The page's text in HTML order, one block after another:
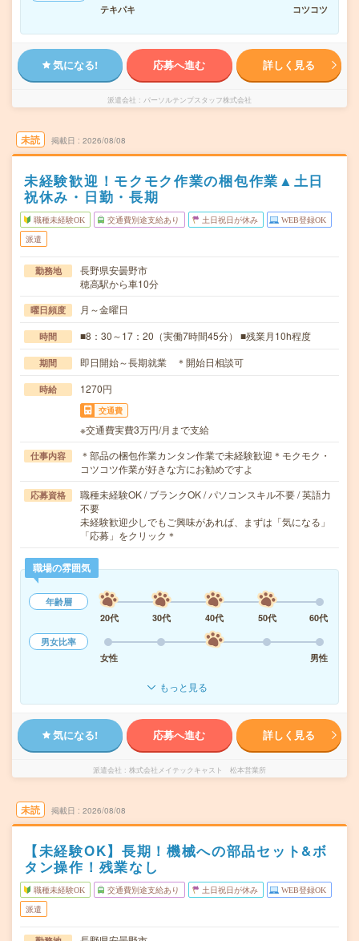
テキパキ
コツコツ
気になる! 応募へ進む 詳しく見る
派遣会社 パーソルテンプスタッフ株式会社
未読 掲載日 2026/08/08
未経験歓迎！モクモク作業の梱包作業▲土日
祝休み・日勤・長期
職種未経験OK 交通費別途支給あり 土日祝日が休み WEB登録OK
派遣
勤務地
長野県安曇野市
穂高駅から車10分
曜日頻度 月～金曜日
時間 ■8：30～17：20（実働7時間45分） ■残業月10h程度
期間 即日開始～長期就業 ＊開始日相談可
時給 1270円
交通費
※交通費実費3万円/月まで支給
仕事内容
＊部品の梱包作業カンタン作業で未経験歓迎＊モクモク・
コツコツ作業が好きな方にお勧めですよ
応募資格
職種未経験OK / ブランクOK / パソコンスキル不要 / 英語力
不要
未経験歓迎少しでもご興味があれば、まずは「気になる」
「応募」をクリック＊
職場の雰囲気
年齢層
20代
30代 40代 50代
60代
男女比率
女性
男性
もっと見る
気になる! 応募へ進む 詳しく見る
派遣会社 株式会社メイテックキャスト 松本営業所
未読 掲載日 2026/08/08
【未経験OK】長期！機械への部品セット&ボ
タン操作！残業なし
職種未経験OK 交通費別途支給あり 土日祝日が休み WEB登録OK
派遣